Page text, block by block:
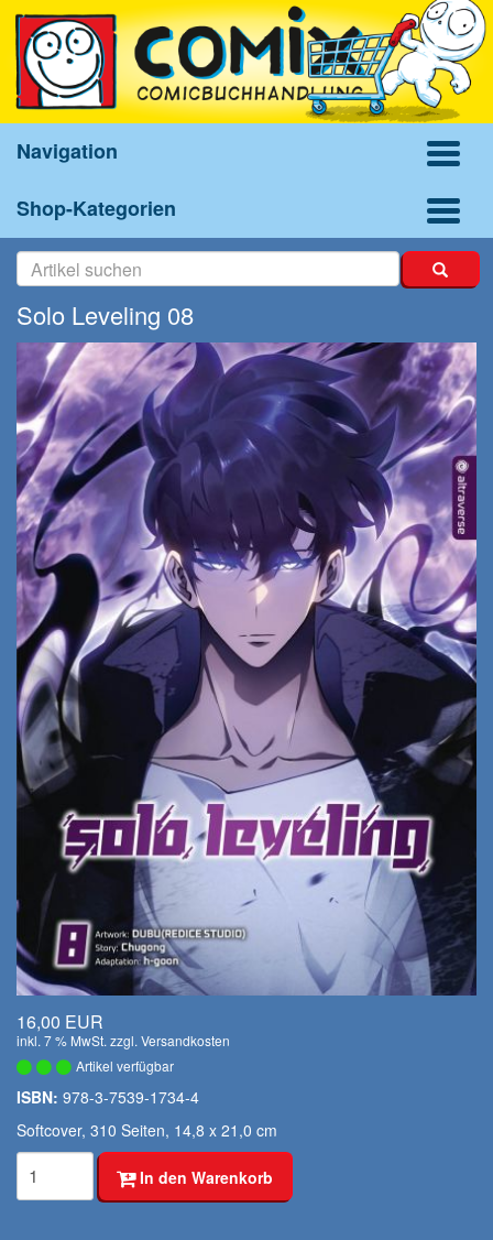
Navigation
Shop-Kategorien
Solo Leveling 08
16,00 EUR
inkl. 7 % MwSt. zzgl. Versandkosten
Artikel verfügbar
ISBN: 978-3-7539-1734-4
Softcover, 310 Seiten, 14,8 x 21,0 cm
In den Warenkorb